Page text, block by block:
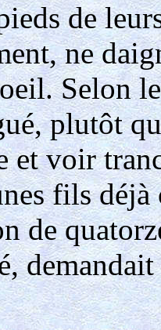
de
ne
Selon
plutôt
et voir
fils
de
demandait